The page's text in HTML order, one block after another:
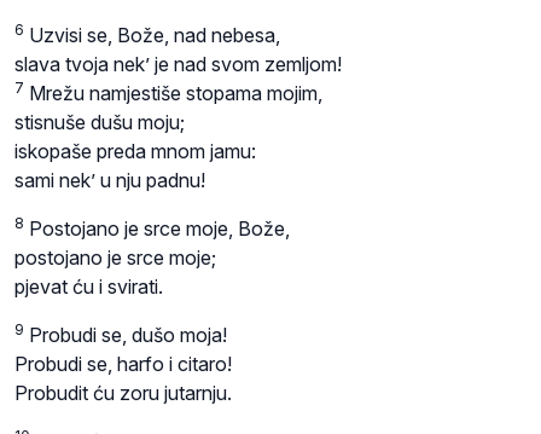
6 Uzvisi se, Bože, nad nebesa,
slava tvoja nek’ je nad svom zemljom!
7 Mrežu namjestiše stopama mojim,
stisnuše dušu moju;
iskopaše preda mnom jamu:
sami nek’ u nju padnu!
8 Postojano je srce moje, Bože,
postojano je srce moje;
pjevat ću i svirati.
9 Probudi se, dušo moja!
Probudi se, harfo i citaro!
Probudit ću zoru jutarnju.